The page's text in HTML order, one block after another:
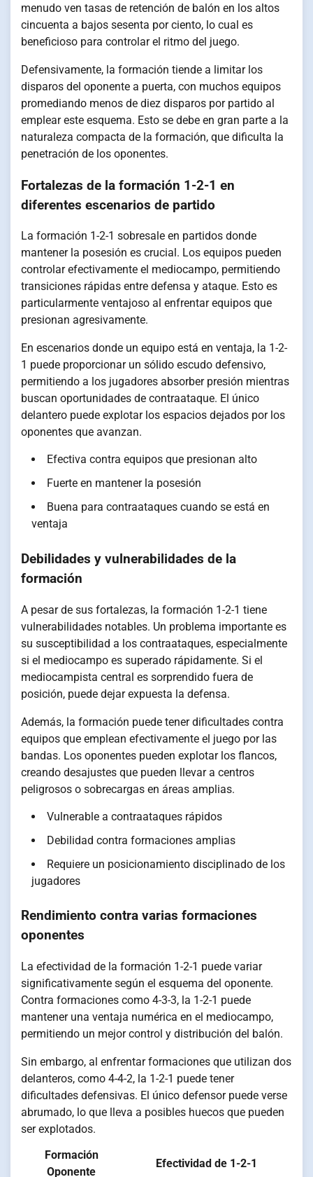
menudo ven tasas de retención de balón en los altos
cincuenta a bajos sesenta por ciento, lo cual es
beneficioso para controlar el ritmo del juego.
Defensivamente, la formación tiende a limitar los
disparos del oponente a puerta, con muchos equipos
promediando menos de diez disparos por partido al
emplear este esquema. Esto se debe en gran parte a la
naturaleza compacta de la formación, que dificulta la
penetración de los oponentes.
Fortalezas de la formación 1-2-1 en
diferentes escenarios de partido
La formación 1-2-1 sobresale en partidos donde
mantener la posesión es crucial. Los equipos pueden
controlar efectivamente el mediocampo, permitiendo
transiciones rápidas entre defensa y ataque. Esto es
particularmente ventajoso al enfrentar equipos que
presionan agresivamente.
En escenarios donde un equipo está en ventaja, la 1-2-
1 puede proporcionar un sólido escudo defensivo,
permitiendo a los jugadores absorber presión mientras
buscan oportunidades de contraataque. El único
delantero puede explotar los espacios dejados por los
oponentes que avanzan.
Efectiva contra equipos que presionan alto
Fuerte en mantener la posesión
Buena para contraataques cuando se está en
ventaja
Debilidades y vulnerabilidades de la
formación
A pesar de sus fortalezas, la formación 1-2-1 tiene
vulnerabilidades notables. Un problema importante es
su susceptibilidad a los contraataques, especialmente
si el mediocampo es superado rápidamente. Si el
mediocampista central es sorprendido fuera de
posición, puede dejar expuesta la defensa.
Además, la formación puede tener dificultades contra
equipos que emplean efectivamente el juego por las
bandas. Los oponentes pueden explotar los flancos,
creando desajustes que pueden llevar a centros
peligrosos o sobrecargas en áreas amplias.
Vulnerable a contraataques rápidos
Debilidad contra formaciones amplias
Requiere un posicionamiento disciplinado de los
jugadores
Rendimiento contra varias formaciones
oponentes
La efectividad de la formación 1-2-1 puede variar
significativamente según el esquema del oponente.
Contra formaciones como 4-3-3, la 1-2-1 puede
mantener una ventaja numérica en el mediocampo,
permitiendo un mejor control y distribución del balón.
Sin embargo, al enfrentar formaciones que utilizan dos
delanteros, como 4-4-2, la 1-2-1 puede tener
dificultades defensivas. El único defensor puede verse
abrumado, lo que lleva a posibles huecos que pueden
ser explotados.
Formación
Oponente
Efectividad de 1-2-1